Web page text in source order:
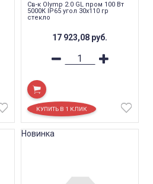
Св-к Olymp 2.0 GL пром 100 Вт
5000К IP65 угол 30x110 гр
стекло
17 923,08 руб.
Новинка